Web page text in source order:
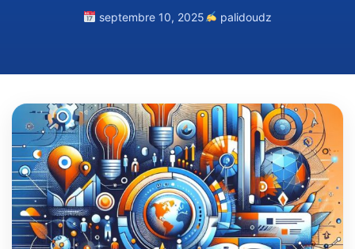
septembre 10, 2025 palidoudz